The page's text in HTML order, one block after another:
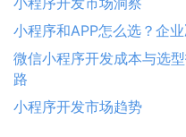
小程序和APP怎么选？企
微信小程序开发成本与选
路
小程序开发市场趋势